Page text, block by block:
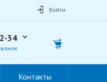
Войти
34
Контакты